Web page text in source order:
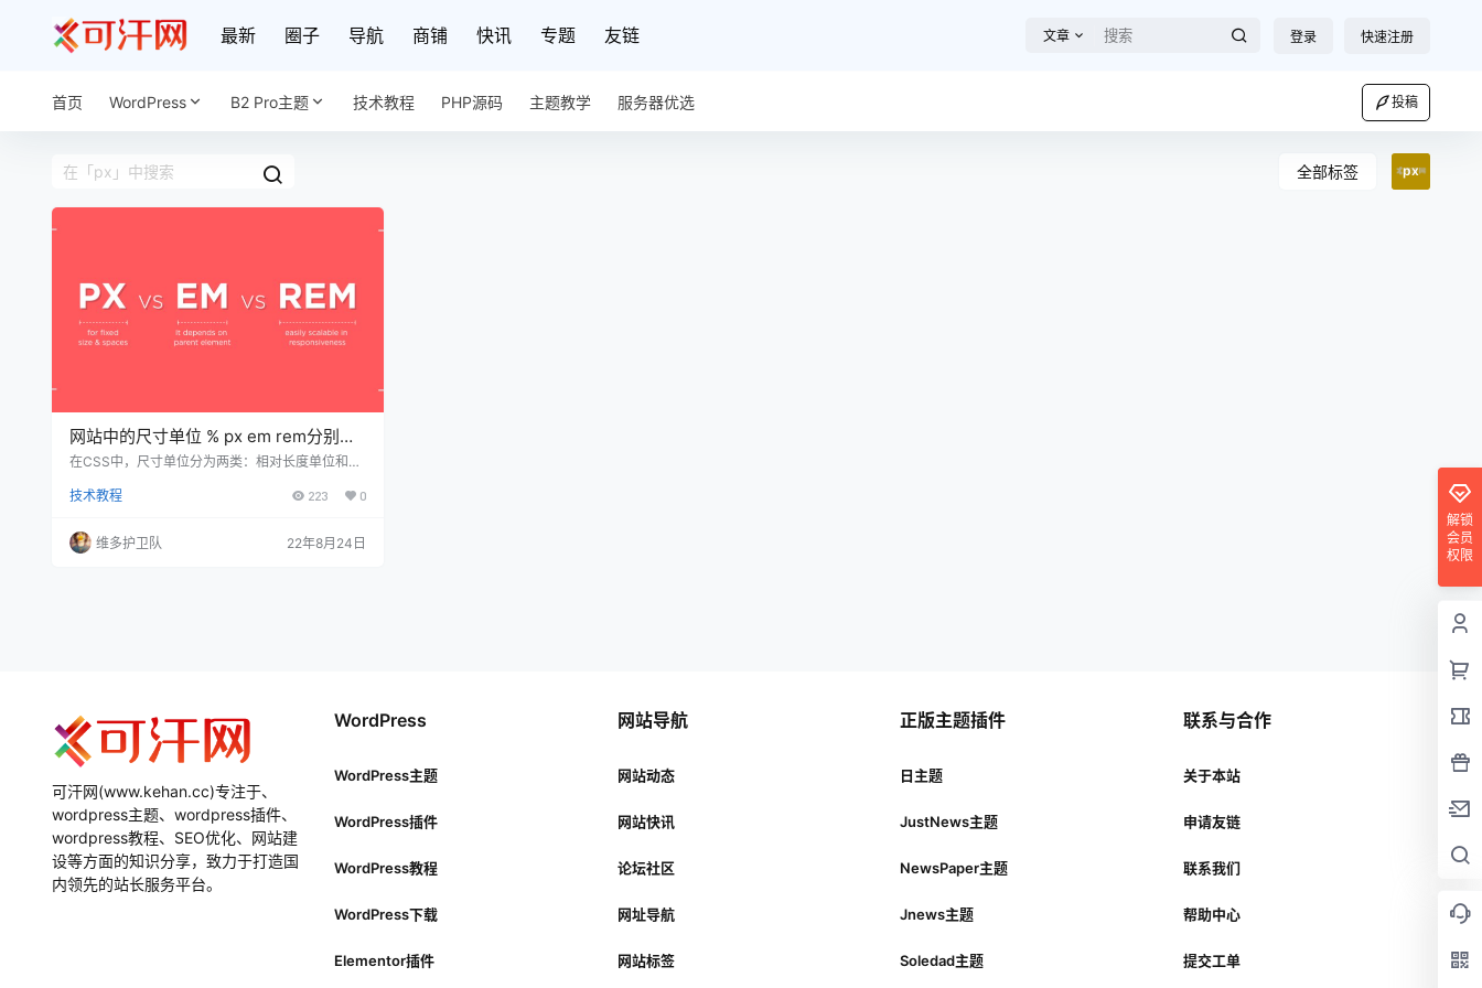
最新 圈子 导航 商铺 快讯 专题 友链 文章 登录 快速注册
首页 WordPress B2 Pro主题 技术教程 PHP源码 主题教学 服务器优选 投稿
全部标签 px
网站中的尺寸单位 % px em rem分别是
什么意思？
在CSS中，尺寸单位分为两类：相对长度单位和绝
又可以分为字体相对单位和视窗相对单位。字体相
有：vw、vh、vmin、vmax几种。绝对长度单位则
是固定尺寸，它们采用的是物理度量单位：cm、m
技术教程 223 0
维多护卫队 22年8月24日
解锁
会员
权限
可汗网(www.kehan.cc)专注于、
wordpress主题、wordpress插件、
wordpress教程、SEO优化、网站建
设等方面的知识分享，致力于打造国
内领先的站长服务平台。
WordPress
WordPress主题
WordPress插件
WordPress教程
WordPress下载
Elementor插件
网站导航
网站动态
网站快讯
论坛社区
网址导航
网站标签
正版主题插件
日主题
JustNews主题
NewsPaper主题
Jnews主题
Soledad主题
联系与合作
关于本站
申请友链
联系我们
帮助中心
提交工单